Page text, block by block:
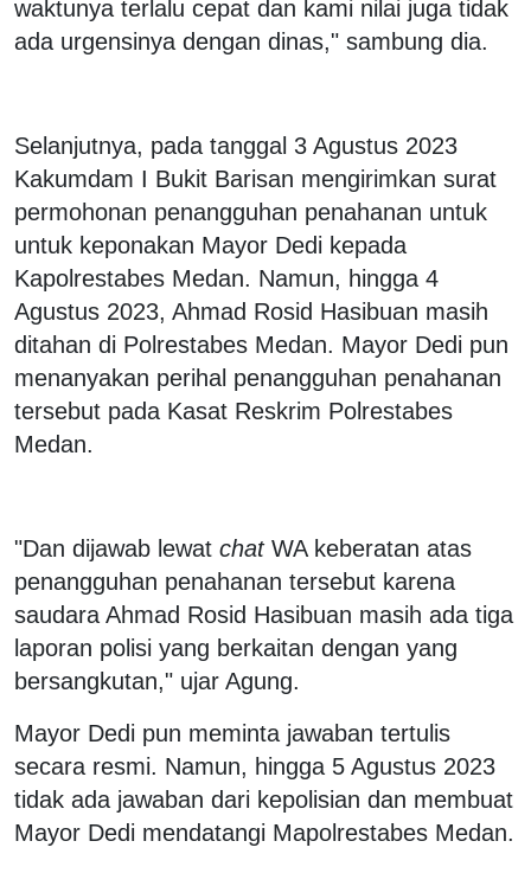
waktunya terlalu cepat dan kami nilai juga tidak
ada urgensinya dengan dinas," sambung dia.
Selanjutnya, pada tanggal 3 Agustus 2023
Kakumdam I Bukit Barisan mengirimkan surat
permohonan penangguhan penahanan untuk
untuk keponakan Mayor Dedi kepada
Kapolrestabes Medan. Namun, hingga 4
Agustus 2023, Ahmad Rosid Hasibuan masih
ditahan di Polrestabes Medan. Mayor Dedi pun
menanyakan perihal penangguhan penahanan
tersebut pada Kasat Reskrim Polrestabes
Medan.
"Dan dijawab lewat chatWA keberatan atas
penangguhan penahanan tersebut karena
saudara Ahmad Rosid Hasibuan masih ada tiga
laporan polisi yang berkaitan dengan yang
bersangkutan," ujar Agung.
Mayor Dedi pun meminta jawaban tertulis
secara resmi. Namun, hingga 5 Agustus 2023
tidak ada jawaban dari kepolisian dan membuat
Mayor Dedi mendatangi Mapolrestabes Medan.